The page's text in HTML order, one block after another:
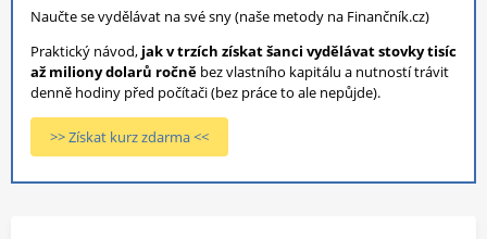
Naučte se vydělávat na své sny (naše metody na Finančník.cz)
Praktický návod, jak v trzích získat šanci vydělávat stovky tisíc
až miliony dolarů ročně bez vlastního kapitálu a nutností trávit
denně hodiny před počítači (bez práce to ale nepůjde).
>> Získat kurz zdarma <<